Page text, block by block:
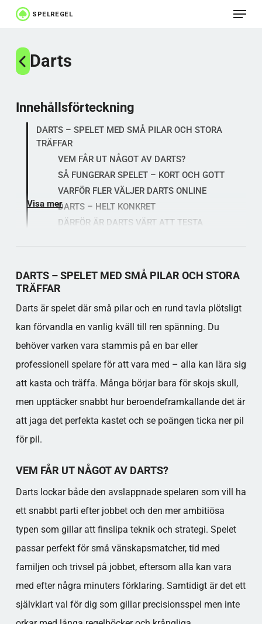
Hoppa
huvudinnehåll
Meny
Darts
DARTS – SPELET MED SMÅ PILAR OCH STORA
TRÄFFAR
Darts är spelet där små pilar och en rund tavla plötsligt
kan förvandla en vanlig kväll till ren spänning. Du
behöver varken vara stammis på en bar eller
professionell spelare för att vara med – alla kan lära sig
att kasta och träffa. Många börjar bara för skojs skull,
men upptäcker snabbt hur beroendeframkallande det är
att jaga det perfekta kastet och se poängen ticka ner pil
för pil.
VEM FÅR UT NÅGOT AV DARTS?
Darts lockar både den avslappnade spelaren som vill ha
ett snabbt parti efter jobbet och den mer ambitiösa
typen som gillar att finslipa teknik och strategi. Spelet
passar perfekt för små vänskapsmatcher, tid med
familjen och trivsel på jobbet, eftersom alla kan vara
med efter några minuters förklaring. Samtidigt är det ett
självklart val för dig som gillar precisionsspel men inte
Innehållsförteckning
DARTS – SPELET MED SMÅ PILAR OCH STORA
TRÄFFAR
VEM FÅR UT NÅGOT AV DARTS?
SÅ FUNGERAR SPELET – KORT OCH GOTT
VARFÖR FLER VÄLJER DARTS ONLINE
DARTS – HELT KONKRET
DÄRFÖR ÄR DARTS VÄRT ATT TESTA
Visa mer